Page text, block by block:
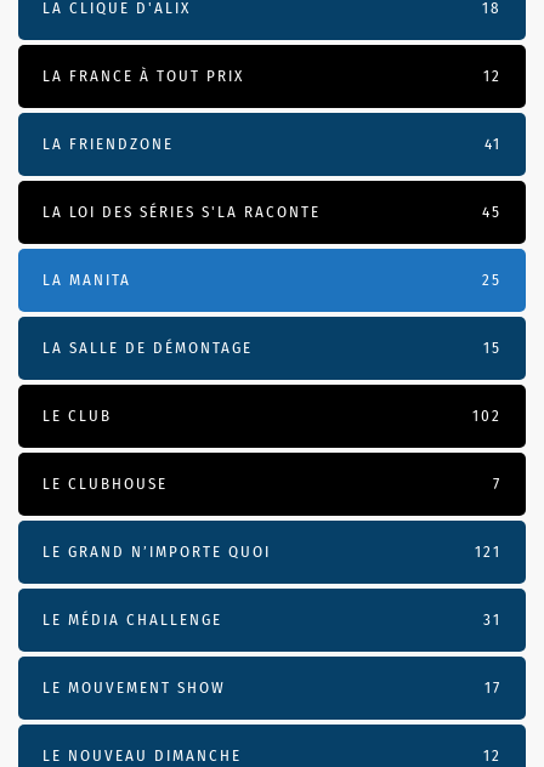
LA CLIQUE D'ALIX 18
LA FRANCE À TOUT PRIX 12
LA FRIENDZONE 41
LA LOI DES SÉRIES S'LA RACONTE 45
LA MANITA 25
LA SALLE DE DÉMONTAGE 15
LE CLUB 102
LE CLUBHOUSE 7
LE GRAND N’IMPORTE QUOI 121
LE MÉDIA CHALLENGE 31
LE MOUVEMENT SHOW 17
LE NOUVEAU DIMANCHE 12